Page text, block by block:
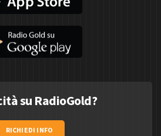
su RadioGold?
RICHIEDI INFO